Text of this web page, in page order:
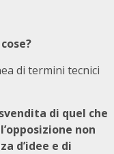
di termini tecnici
di quel che
non
d’idee e di